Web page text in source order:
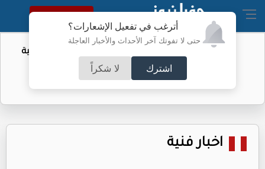
أترغب في تفعيل الإشعارات؟
حتى لا تفوتك آخر الأحداث والأخبار العاجلة
اشترك لا شكراً
النسخة الكاملة
أمر لتقييد حق اكتساب الجنسية الأميركية
بالولادة
اخبار فنية